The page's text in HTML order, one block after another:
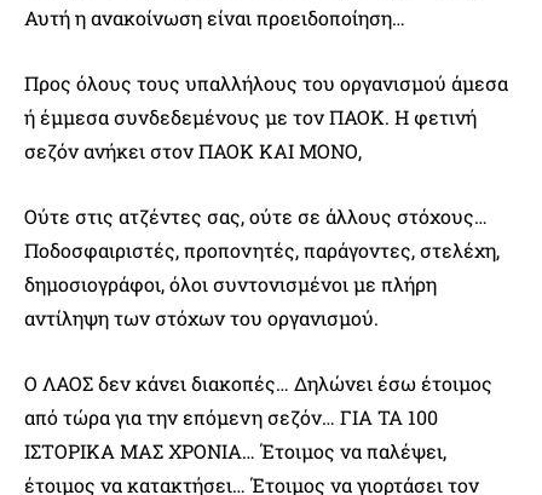
Αυτή η ανακοίνωση είναι προειδοποίηση…
Προς όλους τους υπαλλήλους του οργανισμού άμεσα
ή έμμεσα συνδεδεμένους με τον ΠΑΟΚ. Η φετινή
σεζόν ανήκει στον ΠΑΟΚ ΚΑΙ ΜΟΝΟ,
Ούτε στις ατζέντες σας, ούτε σε άλλους στόχους…
Ποδοσφαιριστές, προπονητές, παράγοντες, στελέχη,
δημοσιογράφοι, όλοι συντονισμένοι με πλήρη
αντίληψη των στόχων του οργανισμού.
Ο ΛΑΟΣ δεν κάνει διακοπές… Δηλώνει έσω έτοιμος
από τώρα για την επόμενη σεζόν… ΓΙΑ ΤΑ 100
ΙΣΤΟΡΙΚΑ ΜΑΣ ΧΡΟΝΙΑ… Έτοιμος να παλέψει,
έτοιμος να κατακτήσει… Έτοιμος να γιορτάσει τον